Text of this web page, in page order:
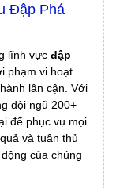
Đập Phá
lĩnh vực đập
phạm vi hoạt
lân cận. Với
đội ngũ 200+
để phục vụ mọi
và tuân thủ
của chúng